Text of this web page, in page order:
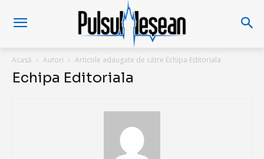
Acasă Autori Articole adaugate de către Echipa Editoriala
Echipa Editoriala